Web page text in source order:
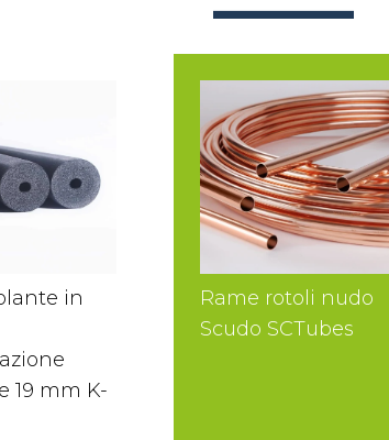
in
19 mm K-
Rame rotoli nudo
Scudo SCTubes